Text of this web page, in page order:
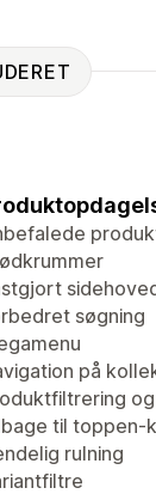
søgning
på
til toppen-
rulning